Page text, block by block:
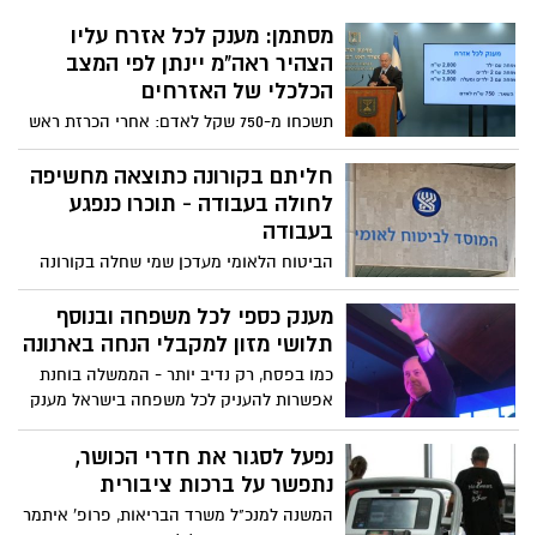
ועדת השרים לחקיקה ולאחר מכן לאישור
הכנסת - בשאיפה שהמענקים יחולקו כבר
בסוף החודש
מסתמן: מענק לכל אזרח עליו
הצהיר ראה"מ יינתן לפי המצב
הכלכלי של האזרחים
תשכחו מ-750 שקל לאדם: אחרי הכרזת ראש
הממשלה כי בכוונתו לקדם מענק לכל אזרח,
מסתמן כי המענקים יחולקו באופן דיפרנציאלי
התואם את מצבו הכלכלי של האזרחים
חליתם בקורונה כתוצאה מחשיפה
לחולה בעבודה - תוכרו כנפגע
בעבודה
הביטוח הלאומי מעדכן שמי שחלה בקורונה
בשל חשיפה לחולה מאומת במקום העבודה
יוכר כנפגע עבודה. מדובר רק על מי שחלה
בקורונה ולא על מי שרק נכנס לבידוד בשל
מענק כספי לכל משפחה ובנוסף
תלושי מזון למקבלי הנחה בארנונה
כמו בפסח, רק נדיב יותר - הממשלה בוחנת
אפשרות להעניק לכל משפחה בישראל מענק
מיוחד לפי גודל המשפחה. בנוסף, בהתאם
להצעת יו"ר ש"ס אריה דרעי, תלושי מזון
יוענקו למשפחות שמקבלות הנחות בארנונה
נפעל לסגור את חדרי הכושר,
נתפשר על ברכות ציבורית
המשנה למנכ"ל משרד הבריאות, פרופ' איתמר